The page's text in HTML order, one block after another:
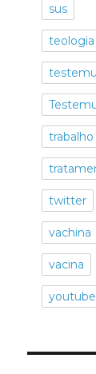
sus
teologia
trabalho
twitter
vachina
vacina
youtube